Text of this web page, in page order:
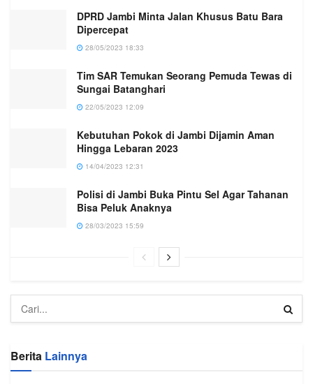
DPRD Jambi Minta Jalan Khusus Batu Bara
Dipercepat
28/05/2023 18:33
Tim SAR Temukan Seorang Pemuda Tewas di
Sungai Batanghari
22/05/2023 12:09
Kebutuhan Pokok di Jambi Dijamin Aman
Hingga Lebaran 2023
14/04/2023 12:31
Polisi di Jambi Buka Pintu Sel Agar Tahanan
Bisa Peluk Anaknya
28/03/2023 15:59
Berita Lainnya